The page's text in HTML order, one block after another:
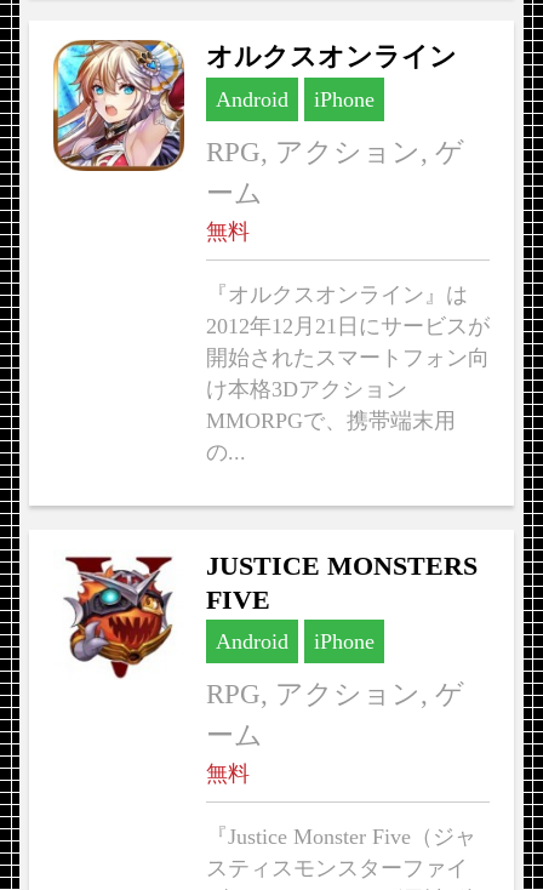
オルクスオンライン
Android iPhone
RPG, アクション, ゲ
ーム
無料
『オルクスオンライン』は
2012年12月21日にサービスが
開始されたスマートフォン向
け本格3Dアクション
MMORPGで、携帯端末用
の...
JUSTICE MONSTERS
FIVE
Android iPhone
RPG, アクション, ゲ
ーム
無料
『Justice Monster Five（ジャ
スティスモンスターファイ